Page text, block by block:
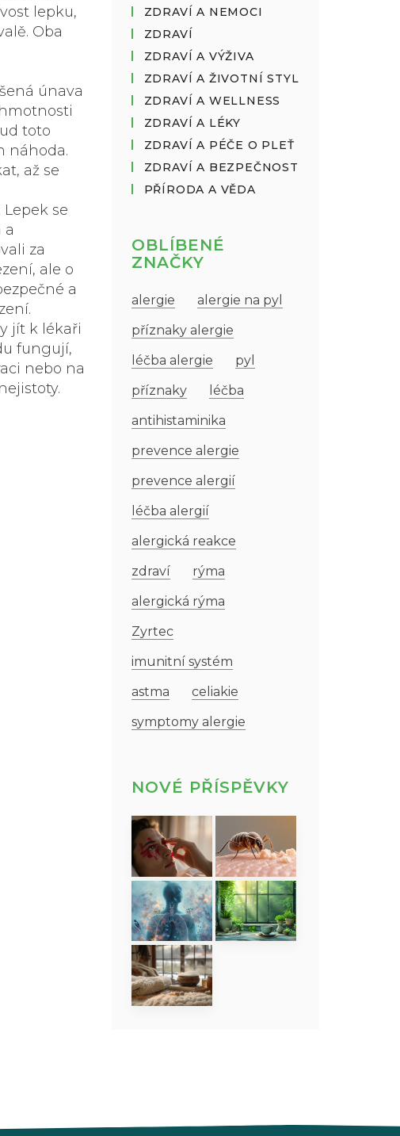
lepku,
. Oba
únava
toto
náhoda.
až se
se
a
za
ale o
a
jít k lékaři
fungují,
nebo na
ZDRAVÍ A NEMOCI
ZDRAVÍ
ZDRAVÍ A VÝŽIVA
ZDRAVÍ A ŽIVOTNÍ STYL
ZDRAVÍ A WELLNESS
ZDRAVÍ A LÉKY
ZDRAVÍ A PÉČE O PLEŤ
ZDRAVÍ A BEZPEČNOST
PŘÍRODA A VĚDA
OBLÍBENÉ
ZNAČKY
alergie
alergie na pyl
příznaky alergie
léčba alergie
pyl
příznaky
léčba
antihistaminika
prevence alergie
prevence alergií
léčba alergií
alergická reakce
zdraví
rýma
alergická rýma
Zyrtec
imunitní systém
astma
celiakie
symptomy alergie
NOVÉ PŘÍSPĚVKY